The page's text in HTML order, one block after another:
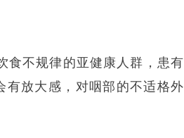
食不规律的亚健康人群，患有
有放大感，对咽部的不适格外